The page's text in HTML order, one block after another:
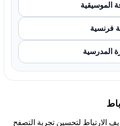
الموسيقية
فرنسية
المدرسية
الارتباط لتحسين تجربة التصفح